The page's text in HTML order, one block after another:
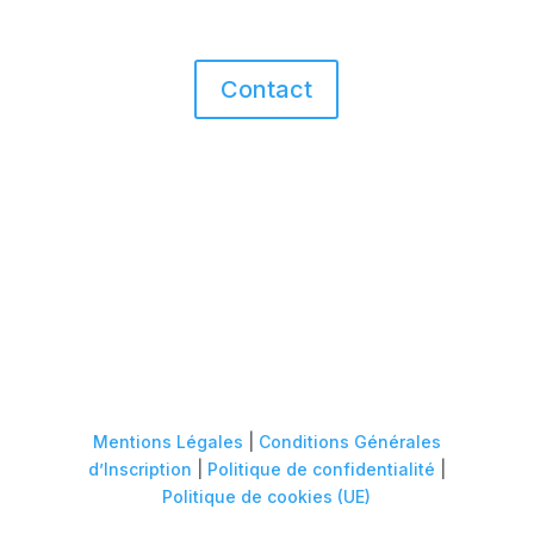
Contact
Mentions Légales
Conditions Générales
d’Inscription
Politique de confidentialité
Politique de cookies (UE)